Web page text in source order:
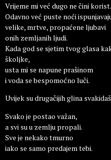
Vrijeme mi već dugo ne čini korist.
Odavno već puste noći
velike, mrtve, propaćene ljubavi
onih zemljanih ljudi.
Kada god se sjetim tvog glasa
školjke,
usta mi se napune prašinom
i voda se bespomoćno luči.
Uvijek su drugačijih glina
Svako je postao važan,
a svi su u zemlju propali.
Sve je nekako tmurno
iako se samo predajem tebi.